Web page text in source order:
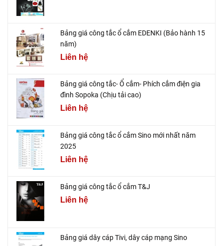
Bảng giá công tắc ổ cắm EDENKI (Bảo hành 15
năm)
Liên hệ
Bảng giá công tắc- Ổ cắm- Phích cắm điện gia
đình Sopoka (Chịu tải cao)
Liên hệ
Bảng giá công tắc ổ cắm Sino mới nhất năm
2025
Liên hệ
Bảng giá công tắc ổ cắm T&J
Liên hệ
Bảng giá dây cáp Tivi, dây cáp mạng Sino